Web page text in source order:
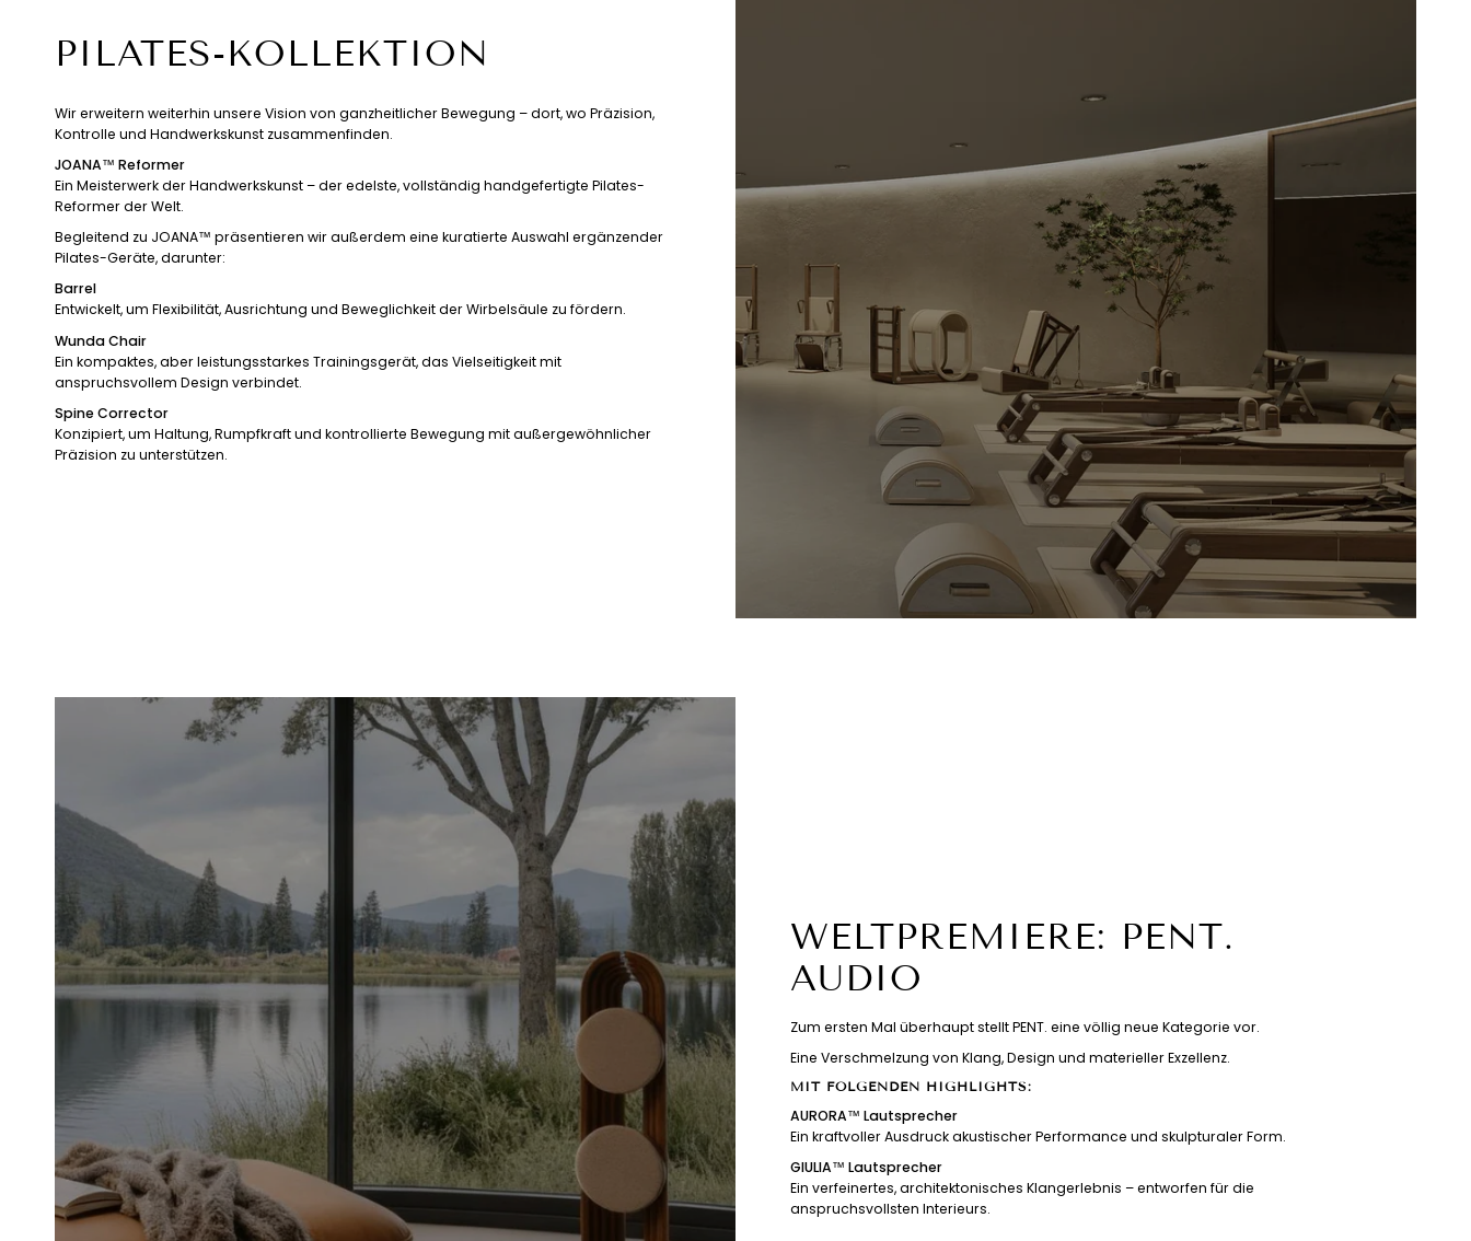
PILATES-KOLLEKTION
Wir erweitern weiterhin unsere Vision von ganzheitlicher Bewegung – dort, wo Präzision,
Kontrolle und Handwerkskunst zusammenfinden.
JOANA™ Reformer
Ein Meisterwerk der Handwerkskunst – der edelste, vollständig handgefertigte Pilates-
Reformer der Welt.
Begleitend zu JOANA™ präsentieren wir außerdem eine kuratierte Auswahl ergänzender
Pilates-Geräte, darunter:
Barrel
Entwickelt, um Flexibilität, Ausrichtung und Beweglichkeit der Wirbelsäule zu fördern.
Wunda Chair
Ein kompaktes, aber leistungsstarkes Trainingsgerät, das Vielseitigkeit mit
anspruchsvollem Design verbindet.
Spine Corrector
Konzipiert, um Haltung, Rumpfkraft und kontrollierte Bewegung mit außergewöhnlicher
Präzision zu unterstützen.
WELTPREMIERE: PENT.
AUDIO
Zum ersten Mal überhaupt stellt PENT. eine völlig neue Kategorie vor.
Eine Verschmelzung von Klang, Design und materieller Exzellenz.
MIT FOLGENDEN HIGHLIGHTS:
AURORA™ Lautsprecher
Ein kraftvoller Ausdruck akustischer Performance und skulpturaler Form.
GIULIA™ Lautsprecher
Ein verfeinertes, architektonisches Klangerlebnis – entworfen für die
anspruchsvollsten Interieurs.